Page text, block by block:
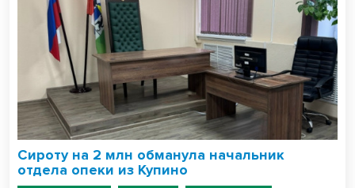
Сироту на 2 млн обманула начальник
отдела опеки из Купино